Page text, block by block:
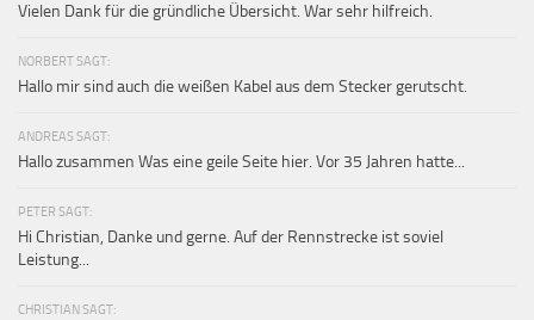
Vielen Dank für die gründliche Übersicht. War sehr hilfreich.
NORBERT SAGT:
Hallo mir sind auch die weißen Kabel aus dem Stecker gerutscht.
ANDREAS SAGT:
Hallo zusammen Was eine geile Seite hier. Vor 35 Jahren hatte...
PETER SAGT:
Hi Christian, Danke und gerne. Auf der Rennstrecke ist soviel
Leistung...
CHRISTIAN SAGT: